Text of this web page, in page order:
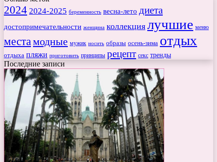
2024 2024-2025 беременность весна-лето диета
достопримечательности женщина коллекция лучшие меню
местамодные мужик носить образы осень-зима отдых
отдыха пляжи приготовить принципы рецепт секс тренды
Последние записи